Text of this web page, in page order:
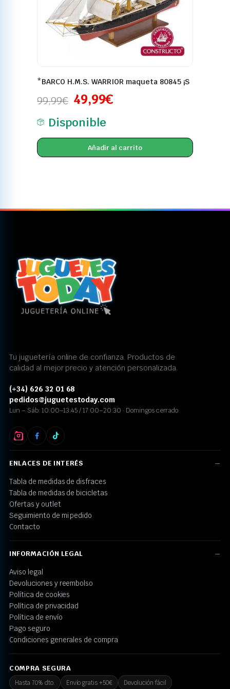
*BARCO H.M.S. WARRIOR maqueta 80845 ¡S
99,99€ 49,99€
Disponible
Añadir al carrito
Tu juguetería online de confianza. Productos de
calidad al mejor precio y atención personalizada.
(+34) 626 32 01 68
pedidos@juguetestoday.com
Lun – Sáb: 10:00–13:45 / 17:00–20:30 · Domingos cerrado
ENLACES DE INTERÉS
Tabla de medidas de disfraces
Tabla de medidas de bicicletas
Ofertas y outlet
Seguimiento de mi pedido
Contacto
INFORMACIÓN LEGAL
Aviso legal
Devoluciones y reembolso
Política de cookies
Política de privacidad
Política de envío
Pago seguro
Condiciones generales de compra
COMPRA SEGURA
Hasta 70% dto. Envío gratis +50€ Devolución fácil